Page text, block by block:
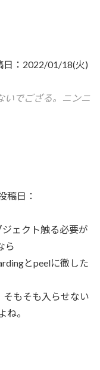
日：2022/01/18(火)
いでござる。ニンニ
稿日：
ェクト触る必要が
ら
とpeelに徹した
もそも入らせない
ね。